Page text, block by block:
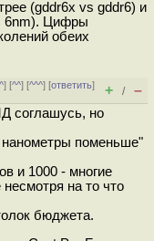
(gddr6x vs gddr6) и
6nm). Цифры
обеих
^] [^^] [^^^] [ответить]
+ / –
соглашусь, но
поменьше"
и 1000 - многие
на то что
бюджета.